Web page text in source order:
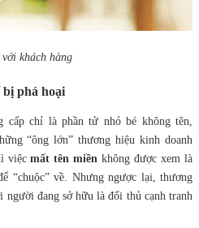
khách hàng
phá hoại
cấp chỉ là phần tử nhỏ bé không tên,
“ông lớn” thương hiệu kinh doanh
việcmất tên miền không được xem là
“chuộc” về. Nhưng ngược lại, thương
người đang sở hữu là đối thủ cạnh tranh